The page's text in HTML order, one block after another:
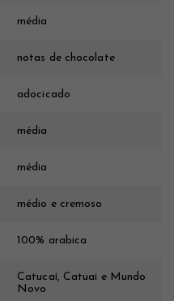
média
notas de chocolate
adocicado
média
média
médio e cremoso
100% arabica
Catucaí, Catuai e Mundo
Novo